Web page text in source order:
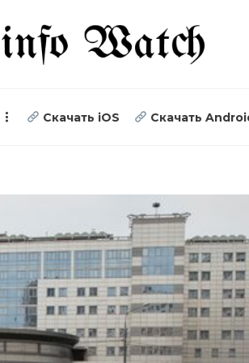
Скачать iOS Скачать